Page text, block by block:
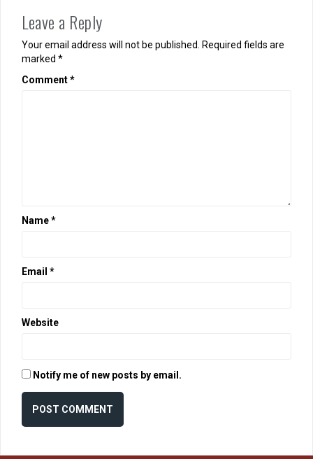
Leave a Reply
Your email address will not be published. Required fields are
marked *
Comment*
Name*
Email *
Website
Notify me of new posts by email.